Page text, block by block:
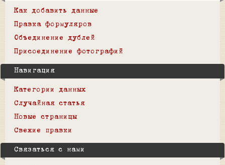
Как добавить данные
Правка формуляров
Объединение дублей
Присоединение фотографий
Навигация
Категории данных
Случайная статья
Новые страницы
Свежие правки
Связаться с нами